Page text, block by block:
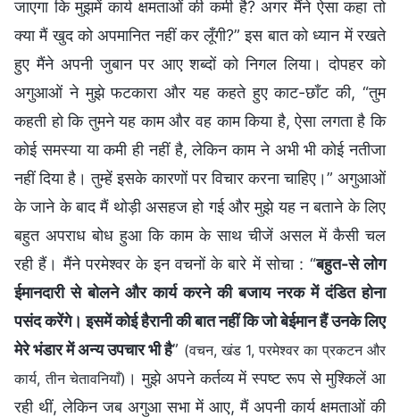
जाएगा कि मुझमें कार्य क्षमताओं की कमी है? अगर मैंने ऐसा कहा तो
क्या मैं खुद को अपमानित नहीं कर लूँगी?” इस बात को ध्यान में रखते
हुए मैंने अपनी जुबान पर आए शब्दों को निगल लिया। दोपहर को
अगुआओं ने मुझे फटकारा और यह कहते हुए काट-छाँट की, “तुम
कहती हो कि तुमने यह काम और वह काम किया है, ऐसा लगता है कि
कोई समस्या या कमी ही नहीं है, लेकिन काम ने अभी भी कोई नतीजा
नहीं दिया है। तुम्हें इसके कारणों पर विचार करना चाहिए।” अगुआओं
के जाने के बाद मैं थोड़ी असहज हो गई और मुझे यह न बताने के लिए
बहुत अपराध बोध हुआ कि काम के साथ चीजें असल में कैसी चल
रही हैं। मैंने परमेश्वर के इन वचनों के बारे में सोचा : “बहुत-से लोग
ईमानदारी से बोलने और कार्य करने की बजाय नरक में दंडित होना
पसंद करेंगे। इसमें कोई हैरानी की बात नहीं कि जो बेईमान हैं उनके लिए
मेरे भंडार में अन्य उपचार भी है” (वचन, खंड 1, परमेश्वर का प्रकटन और
कार्य, तीन चेतावनियाँ) । मुझे अपने कर्तव्य में स्पष्ट रूप से मुश्किलें आ
रही थीं, लेकिन जब अगुआ सभा में आए, मैं अपनी कार्य क्षमताओं की